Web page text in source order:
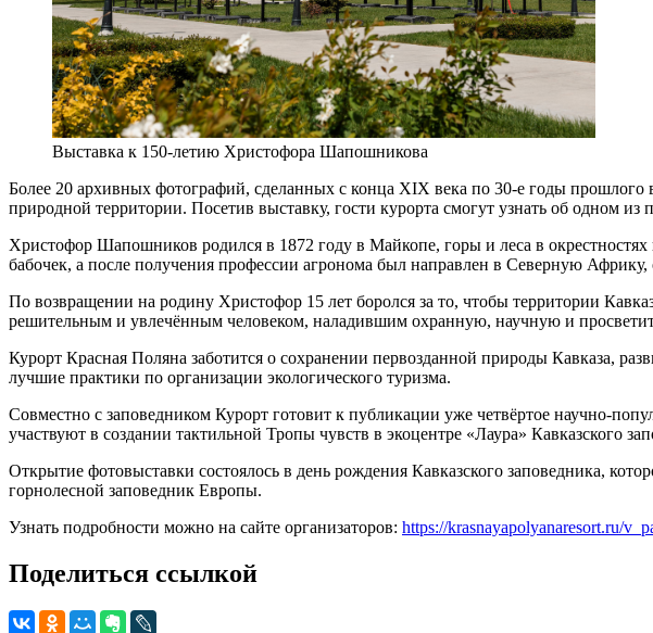
Выставка к 150-летию Христофора Шапошникова
Более 20 архивных фотографий, сделанных с конца XIX века по 30-е годы прошлого
природной территории. Посетив выставку, гости курорта смогут узнать об одном
Христофор Шапошников родился в 1872 году в Майкопе, горы и леса в
бабочек, а после получения профессии агронома был направлен в Северную
По возвращении на родину Христофор 15 лет боролся за то, чтобы территории
решительным и увлечённым человеком, наладившим охранную, научную и
Курорт Красная Поляна заботится о сохранении первозданной природы Кавказа,
лучшие практики по организации экологического туризма.
Совместно с заповедником Курорт готовит к публикации уже четвёртое научно-
участвуют в создании тактильной Тропы чувств в экоцентре «Лаура» Кавказского
Открытие фотовыставки состоялось в день рождения Кавказского заповедника,
горнолесной заповедник Европы.
Узнать подробности можно на сайте организаторов: https://krasnayapolyanaresort.ru/
Поделиться ссылкой